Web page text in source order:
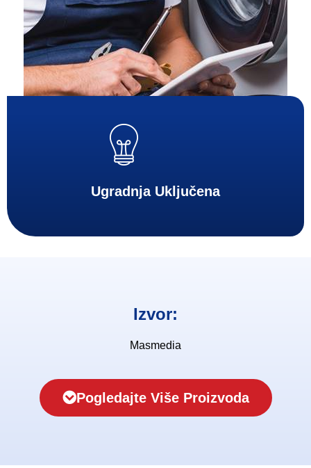
Ugradnja Uključena
Izvor:
Masmedia
Pogledajte Više Proizvoda